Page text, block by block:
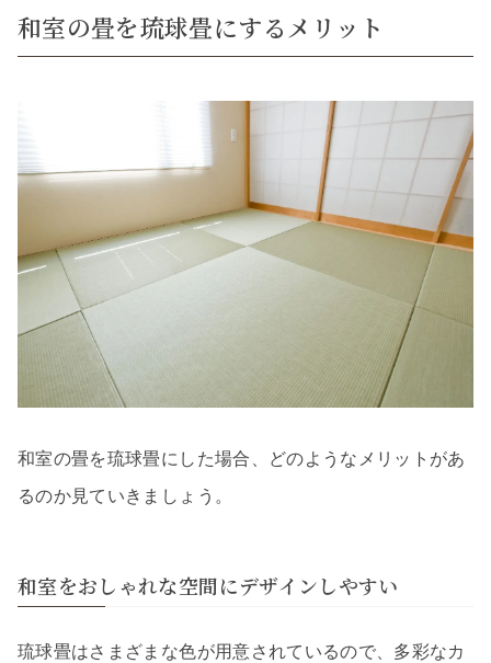
和室の畳を琉球畳にするメリット
和室の畳を琉球畳にした場合、どのようなメリットがあ
るのか見ていきましょう。
和室をおしゃれな空間にデザインしやすい
琉球畳はさまざまな色が用意されているので、多彩なカ